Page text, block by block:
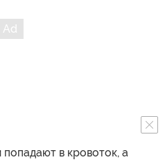
попадают в кровоток, а